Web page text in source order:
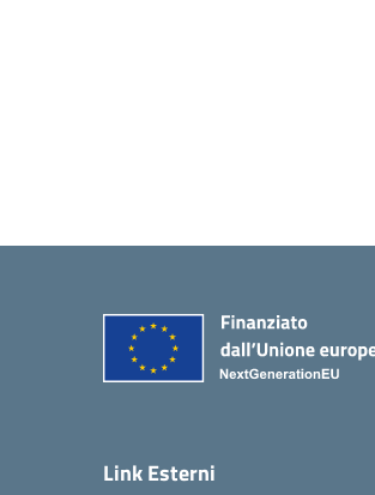
Link Esterni